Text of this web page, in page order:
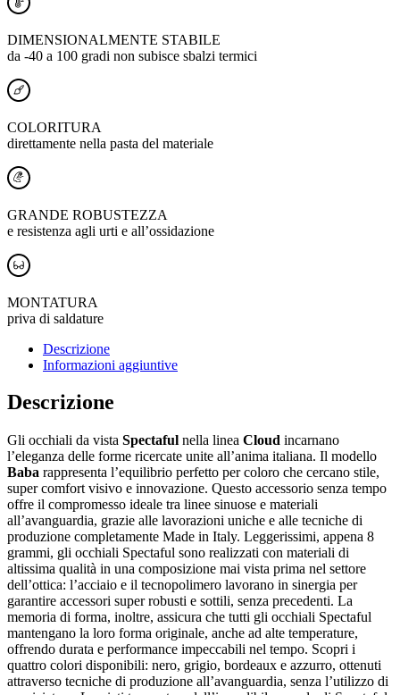
DIMENSIONALMENTE STABILE
da -40 a 100 gradi non subisce sbalzi termici
COLORITURA
direttamente nella pasta del materiale
GRANDE ROBUSTEZZA
e resistenza agli urti e all’ossidazione
MONTATURA
priva di saldature
Descrizione
Informazioni aggiuntive
Descrizione
Gli occhiali da vista Spectaful nella linea Cloud incarnano
l’eleganza delle forme ricercate unite all’anima italiana. Il modello
Baba rappresenta l’equilibrio perfetto per coloro che cercano stile,
super comfort visivo e innovazione. Questo accessorio senza tempo
offre il compromesso ideale tra linee sinuose e materiali
all’avanguardia, grazie alle lavorazioni uniche e alle tecniche di
produzione completamente Made in Italy. Leggerissimi, appena 8
grammi, gli occhiali Spectaful sono realizzati con materiali di
altissima qualità in una composizione mai vista prima nel settore
dell’ottica: l’acciaio e il tecnopolimero lavorano in sinergia per
garantire accessori super robusti e sottili, senza precedenti. La
memoria di forma, inoltre, assicura che tutti gli occhiali Spectaful
mantengano la loro forma originale, anche ad alte temperature,
offrendo durata e performance impeccabili nel tempo. Scopri i
quattro colori disponibili: nero, grigio, bordeaux e azzurro, ottenuti
attraverso tecniche di produzione all’avanguardia, senza l’utilizzo di